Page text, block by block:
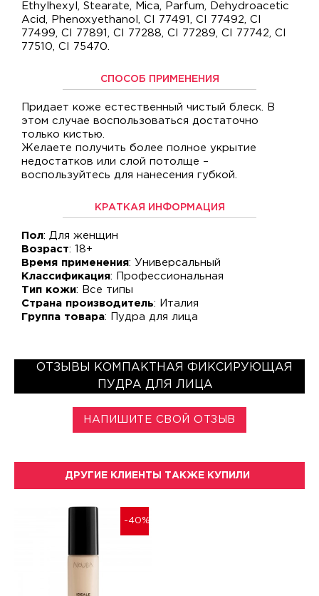
Ethylhexyl, Stearate, Mica, Parfum, Dehydroacetic
Acid, Phenoxyethanol, CI 77491, CI 77492, CI
77499, CI 77891, CI 77288, CI 77289, CI 77742, CI
77510, CI 75470.
СПОСОБ ПРИМЕНЕНИЯ
Придает коже естественный чистый блеск. В
этом случае воспользоваться достаточно
только кистью.
Желаете получить более полное укрытие
недостатков или слой потолще –
воспользуйтесь для нанесения губкой.
КРАТКАЯ ИНФОРМАЦИЯ
Пол: Для женщин
Возраст: 18+
Время применения: Универсальный
Классификация: Профессиональная
Тип кожи: Все типы
Страна производитель: Италия
Группа товара: Пудра для лица
ОТЗЫВЫ КОМПАКТНАЯ ФИКСИРУЮЩАЯ
ПУДРА ДЛЯ ЛИЦА
НАПИШИТЕ СВОЙ ОТЗЫВ
ДРУГИЕ КЛИЕНТЫ ТАКЖЕ КУПИЛИ
-40%